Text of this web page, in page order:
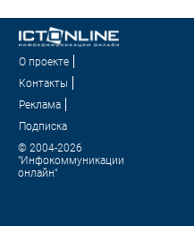
О проекте
Контакты
Реклама
Подписка
© 2004-2026
"Инфокоммуникации
онлайн"